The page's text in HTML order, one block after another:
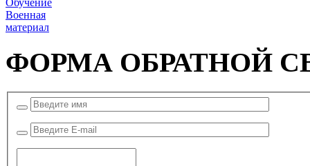
Военная
материал
ФОРМА ОБРАТНОЙ